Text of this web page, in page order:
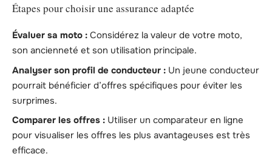
Étapes pour choisir une assurance adaptée
Évaluer sa moto : Considérez la valeur de votre moto,
son ancienneté et son utilisation principale.
Analyser son profil de conducteur : Un jeune conducteur
pourrait bénéficier d’offres spécifiques pour éviter les
surprimes.
Comparer les offres : Utiliser un comparateur en ligne
pour visualiser les offres les plus avantageuses est très
efficace.